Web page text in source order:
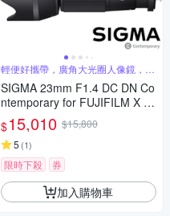
輕便好攜帶，廣角大光圈人像鏡，美
麗淺景深
SIGMA 23mm F1.4 DC DN Co
ntemporary for FUJIFILM X 富
士接環 (公司貨) 廣角大光圈定
焦鏡 人像鏡 APS-C 無反微單眼
專用鏡頭
$15,010 $15,800
5 (1)
限時下殺 券
加入購物車